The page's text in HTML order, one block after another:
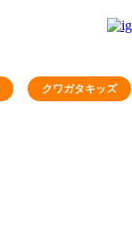
クワガタキッズ